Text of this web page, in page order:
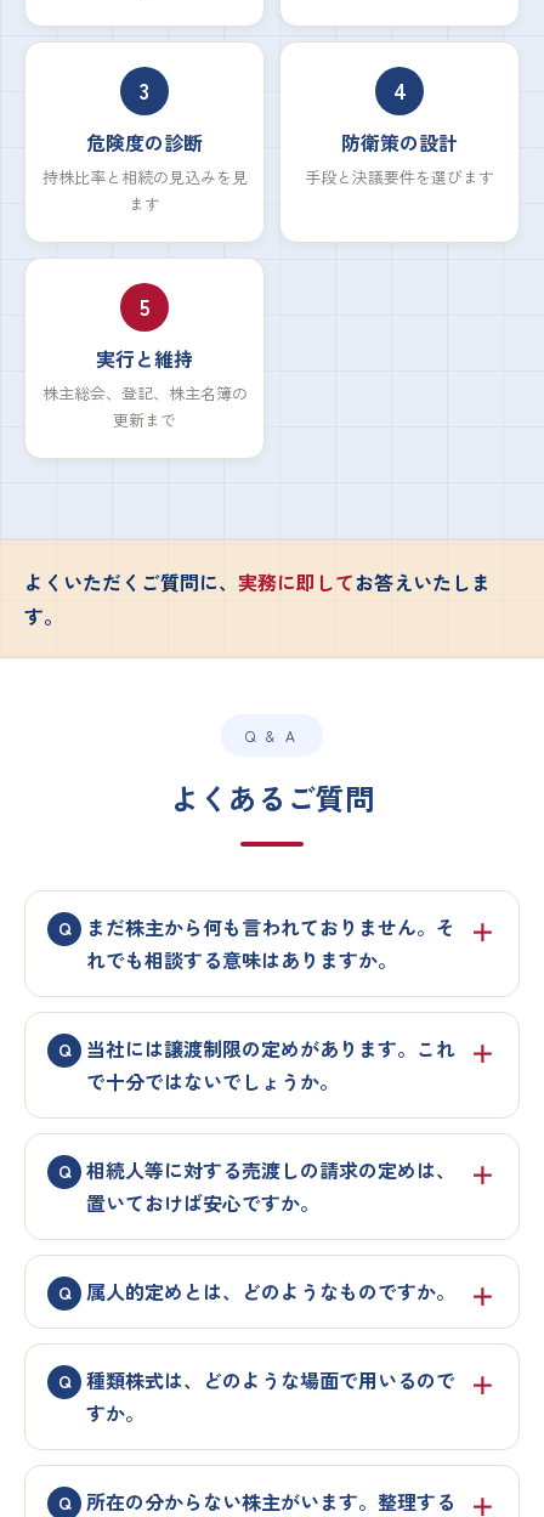
3
危険度の診断
持株比率と相続の見込みを見
ます
4
防衛策の設計
手段と決議要件を選びます
5
実行と維持
株主総会、登記、株主名簿の
更新まで
よくいただくご質問に、 実務に即してお答えいたしま
す。
Q & A
よくあるご質問
まだ株主から何も言われておりません。そ
れでも相談する意味はありますか。
当社には譲渡制限の定めがあります。これ
で十分ではないでしょうか。
相続人等に対する売渡しの請求の定めは、
置いておけば安心ですか。
属人的定めとは、どのようなものですか。
種類株式は、どのような場面で用いるので
すか。
所在の分からない株主がいます。整理する